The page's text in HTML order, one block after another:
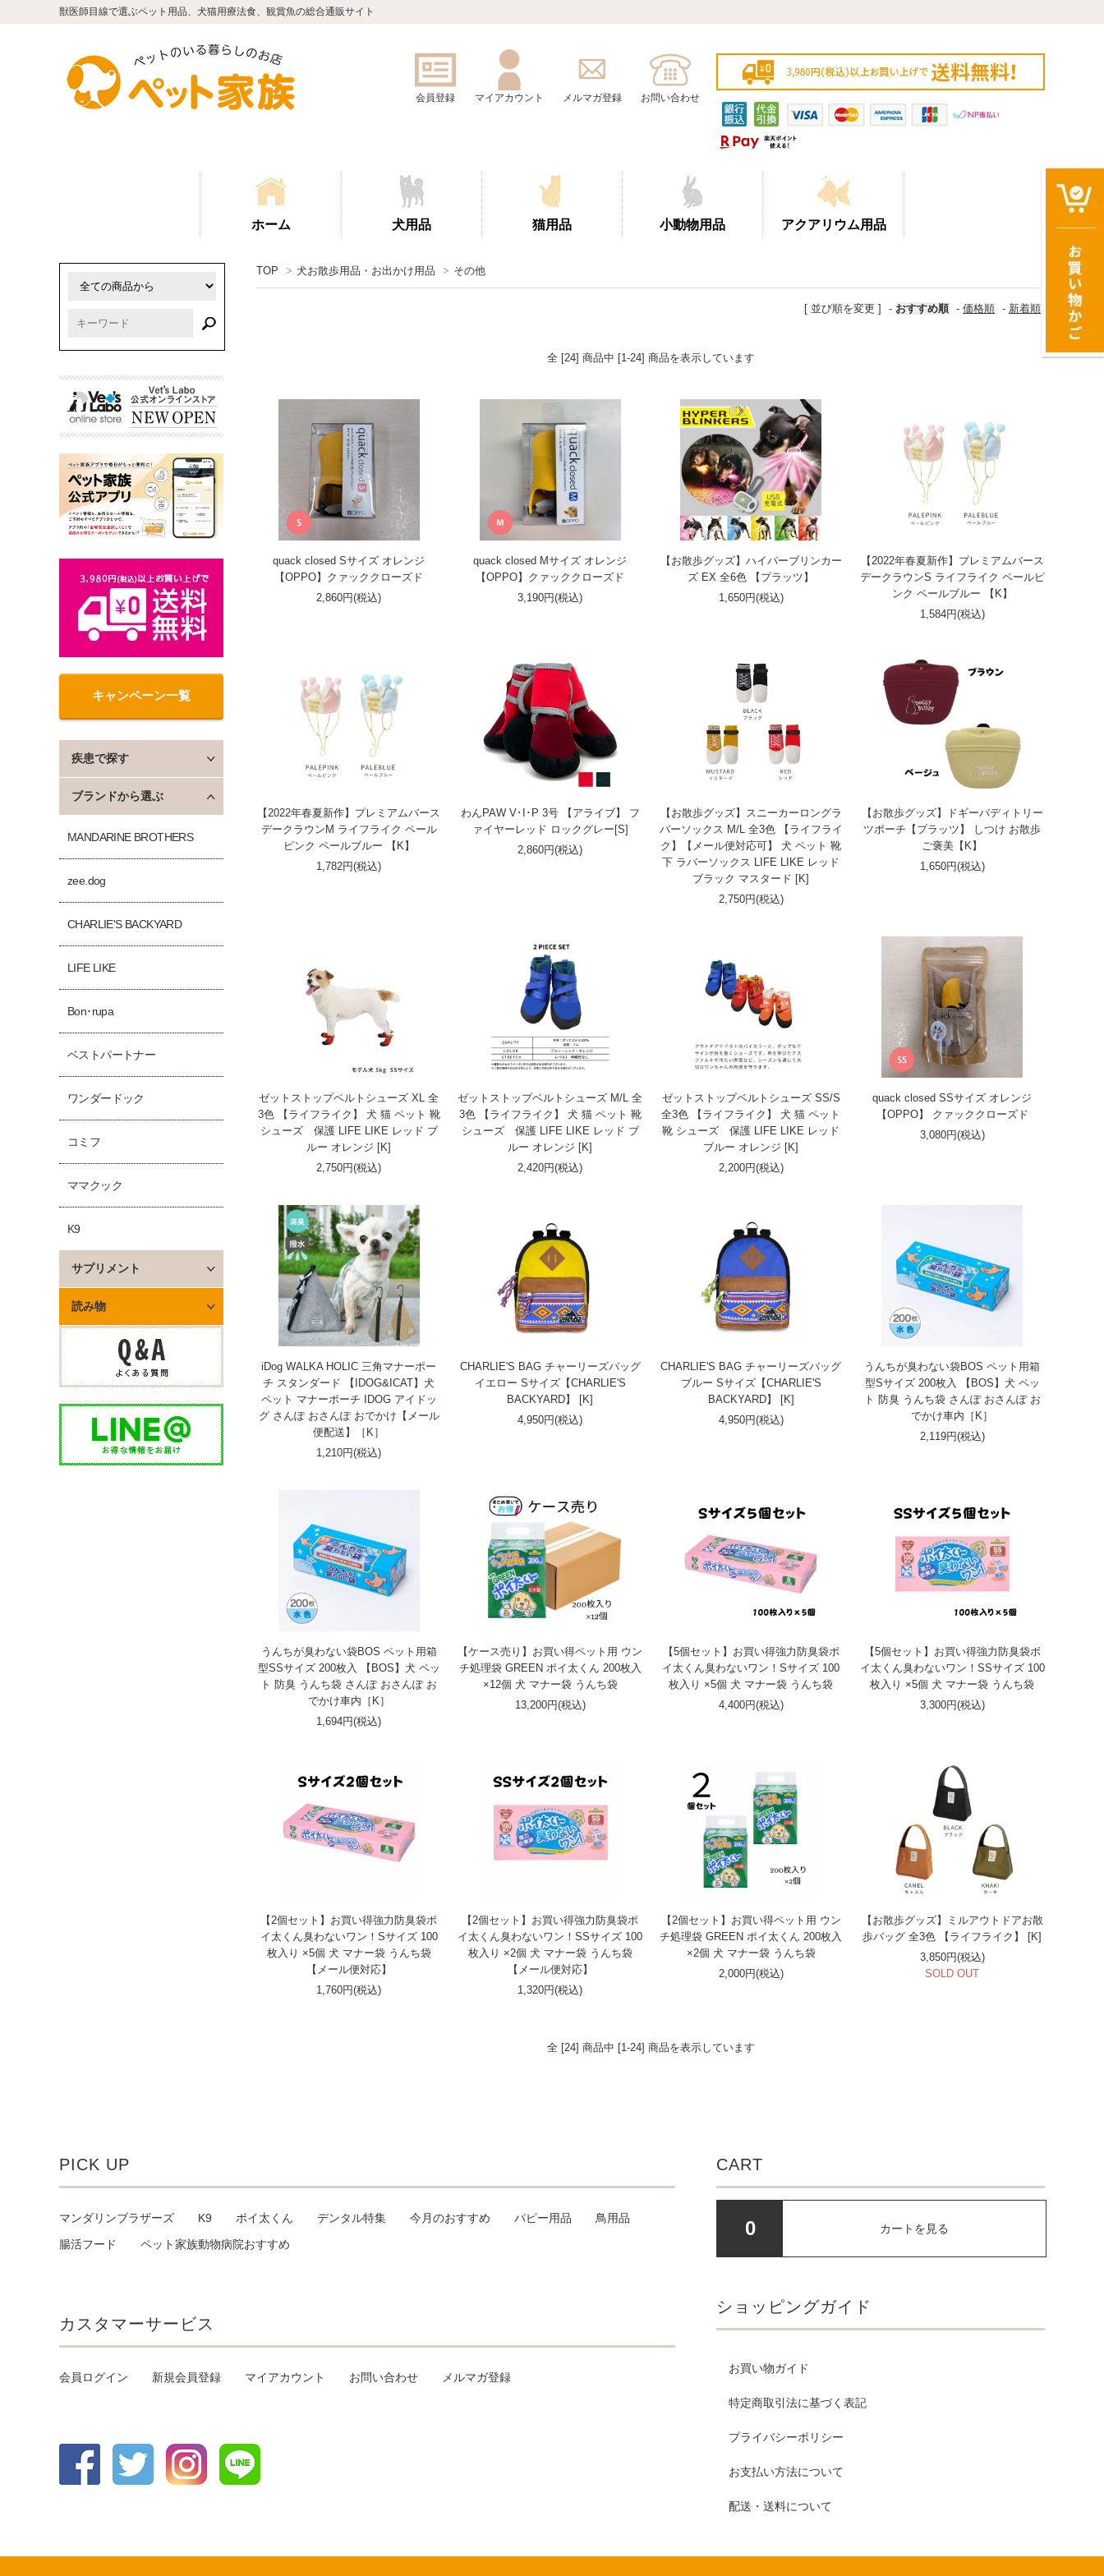
獣医師目線で選ぶペット用品、犬猫用療法食、観賞魚の総合通販サイト
会員登録 マイアカウント メルマガ登録 お問い合わせ
ホーム 犬用品 猫用品 小動物用品 アクアリウム用品
TOP > 犬お散歩用品・お出かけ用品 > その他
[ 並び順を変更 ] - おすすめ順 - 価格順 - 新着順
全 [24] 商品中 [1-24] 商品を表示しています
quack closed Sサイズ オレンジ
【OPPO】クァッククローズド
2,860円(税込)
quack closed Mサイズ オレンジ
【OPPO】クァッククローズド
3,190円(税込)
【お散歩グッズ】ハイパーブリンカー
ズ EX 全6色 【プラッツ】
1,650円(税込)
【2022年春夏新作】プレミアムバース
デークラウンS ライフライク ペールピ
ンク ペールブルー 【K】
1,584円(税込)
【2022年春夏新作】プレミアムバース
デークラウンM ライフライク ペール
ピンク ペールブルー 【K】
1,782円(税込)
わんPAW V･I･P 3号 【アライブ】 フ
ァイヤーレッド ロックグレー[S]
2,860円(税込)
【お散歩グッズ】スニーカーロングラ
バーソックス M/L 全3色 【ライフライ
ク】【メール便対応可】 犬 ペット 靴
下 ラバーソックス LIFE LIKE レッド
ブラック マスタード [K]
2,750円(税込)
【お散歩グッズ】ドギーバディトリー
ツポーチ【プラッツ】 しつけ お散歩
ご褒美【K】
1,650円(税込)
ゼットストップベルトシューズ XL 全
3色 【ライフライク】 犬 猫 ペット 靴
シューズ 保護 LIFE LIKE レッド ブ
ルー オレンジ [K]
2,750円(税込)
ゼットストップベルトシューズ M/L 全
3色 【ライフライク】 犬 猫 ペット 靴
シューズ 保護 LIFE LIKE レッド ブ
ルー オレンジ [K]
2,420円(税込)
ゼットストップベルトシューズ SS/S
全3色 【ライフライク】 犬 猫 ペット
靴 シューズ 保護 LIFE LIKE レッド
ブルー オレンジ [K]
2,200円(税込)
quack closed SSサイズ オレンジ
【OPPO】 クァッククローズド
3,080円(税込)
iDog WALKA HOLIC 三角マナーポー
チ スタンダード 【IDOG&ICAT】犬
ペット マナーポーチ IDOG アイドッ
グ さんぽ おさんぽ おでかけ【メール
便配送】［K］
1,210円(税込)
CHARLIE'S BAG チャーリーズバッグ
イエロー Sサイズ【CHARLIE'S
BACKYARD】 [K]
4,950円(税込)
CHARLIE'S BAG チャーリーズバッグ
ブルー Sサイズ【CHARLIE'S
BACKYARD】 [K]
4,950円(税込)
うんちが臭わない袋BOS ペット用箱
型Sサイズ 200枚入 【BOS】犬 ペッ
ト 防臭 うんち袋 さんぽ おさんぽ お
でかけ車内［K］
2,119円(税込)
うんちが臭わない袋BOS ペット用箱
型SSサイズ 200枚入 【BOS】犬 ペッ
ト 防臭 うんち袋 さんぽ おさんぽ お
でかけ車内［K］
1,694円(税込)
【ケース売り】お買い得ペット用 ウン
チ処理袋 GREEN ポイ太くん 200枚入
×12個 犬 マナー袋 うんち袋
13,200円(税込)
【5個セット】お買い得強力防臭袋ポ
イ太くん臭わないワン！Sサイズ 100
枚入り ×5個 犬 マナー袋 うんち袋
4,400円(税込)
【5個セット】お買い得強力防臭袋ポ
イ太くん臭わないワン！SSサイズ 100
枚入り ×5個 犬 マナー袋 うんち袋
3,300円(税込)
【2個セット】お買い得強力防臭袋ポ
イ太くん臭わないワン！Sサイズ 100
枚入り ×5個 犬 マナー袋 うんち袋
【メール便対応】
1,760円(税込)
【2個セット】お買い得強力防臭袋ポ
イ太くん臭わないワン！SSサイズ 100
枚入り ×2個 犬 マナー袋 うんち袋
【メール便対応】
1,320円(税込)
【2個セット】お買い得ペット用 ウン
チ処理袋 GREEN ポイ太くん 200枚入
×2個 犬 マナー袋 うんち袋
2,000円(税込)
【お散歩グッズ】ミルアウトドアお散
歩バッグ 全3色 【ライフライク】 [K]
3,850円(税込)
SOLD OUT
全 [24] 商品中 [1-24] 商品を表示しています
キャンペーン一覧
疾患で探す
ブランドから選ぶ
MANDARINE BROTHERS
zee.dog
CHARLIE'S BACKYARD
LIFE LIKE
Bon･rupa
ベストパートナー
ワンダードック
コミフ
ママクック
K9
サプリメント
読み物
PICK UP
マンダリンブラザーズ K9 ポイ太くん デンタル特集 今月のおすすめ パピー用品
鳥用品
腸活フード
ペット家族動物病院おすすめ
カスタマーサービス
会員ログイン 新規会員登録 マイアカウント お問い合わせ メルマガ登録
CART
0 カートを見る
ショッピングガイド
お買い物ガイド
特定商取引法に基づく表記
プライバシーポリシー
お支払い方法について
配送・送料について